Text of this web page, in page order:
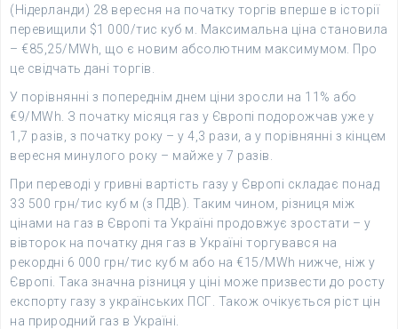
(Нідерланди) 28 вересня на початку торгів вперше в історії
перевищили $1 000/тис куб м. Максимальна ціна становила
– €85,25/MWh, що є новим абсолютним максимумом. Про
це свідчать дані торгів.
У порівнянні з попереднім днем ціни зросли на 11% або
€9/MWh. З початку місяця газ у Європі подорожчав уже у
1,7 разів, з початку року – у 4,3 рази, а у порівнянні з кінцем
вересня минулого року – майже у 7 разів.
При переводі у гривні вартість газу у Європі складає понад
33 500 грн/тис куб м (з ПДВ). Таким чином, різниця між
цінами на газ в Європі та Україні продовжує зростати – у
вівторок на початку дня газ в Україні торгувався на
рекордні 6 000 грн/тис куб м або на €15/MWh нижче, ніж у
Європі. Така значна різниця у ціні може призвести до росту
експорту газу з українських ПСГ. Також очікується ріст цін
на природний газ в Україні.